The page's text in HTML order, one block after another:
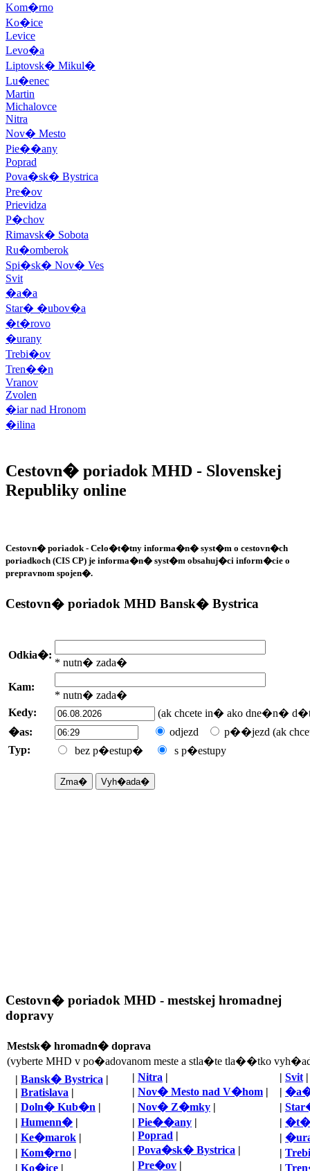
Kom�rno
Ko�ice
Levice
Levo�a
Liptovsk� Mikul�
Lu�enec
Martin
Michalovce
Nitra
Nov� Mesto
Pie��any
Poprad
Pova�sk� Bystrica
Pre�ov
Prievidza
P�chov
Rimavsk� Sobota
Ru�omberok
Spi�sk� Nov� Ves
Svit
�a�a
Star� �ubov�a
�t�rovo
�urany
Trebi�ov
Tren��n
Vranov
Zvolen
�iar nad Hronom
�ilina
Cestovn� poriadok MHD - Slovenskej
Republiky online
Cestovn� poriadok - Celo�t�tny informa�n� syst�m o cestovn�ch
poriadkoch (CIS CP) je informa�n� syst�m obsahuj�ci inform�cie o
prepravnom spojen�.
Cestovn� poriadok MHD Bansk� Bystrica
Odkia�:
* nutn� zada�
Kam:
* nutn� zada�
Kedy:
(ak chcete in� ako dne�n�
�as:
odjezd p��jezd (ak
Typ:
bez p�estup� s p�estupy
Cestovn� poriadok MHD - mestskej hromadnej
dopravy
Mestsk� hromadn� doprava
(vyberte MHD v po�adovanom meste a stla�te tla��tko
| Bansk� Bystrica |
| Bratislava |
| Doln� Kub�n |
| Humenn� |
| Ke�marok |
| Kom�rno |
| Ko�ice |
| Nitra |
| Nov� Mesto nad V�hom |
| Nov� Z�mky |
| Pie��any |
| Poprad |
| Pova�sk� Bystrica |
| Pre�ov |
| Svit |
|
|
|
|
|
|